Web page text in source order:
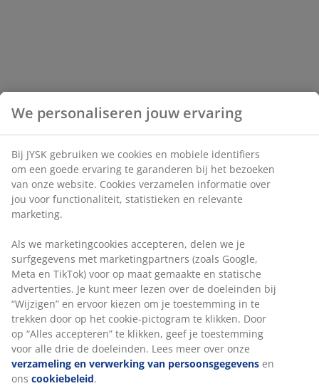
We personaliseren jouw ervaring
Bij JYSK gebruiken we cookies en mobiele identifiers
om een goede ervaring te garanderen bij het bezoeken
van onze website. Cookies verzamelen informatie over
jou voor functionaliteit, statistieken en relevante
marketing.
Als we marketingcookies accepteren, delen we je
surfgegevens met marketingpartners (zoals Google,
Meta en TikTok) voor op maat gemaakte en statische
advertenties. Je kunt meer lezen over de doeleinden bij
“Wijzigen” en ervoor kiezen om je toestemming in te
trekken door op het cookie-pictogram te klikken. Door
op “Alles accepteren” te klikken, geef je toestemming
voor alle drie de doeleinden. Lees meer over onze
verzameling en verwerking van persoonsgegevens en
ons cookiebeleid.